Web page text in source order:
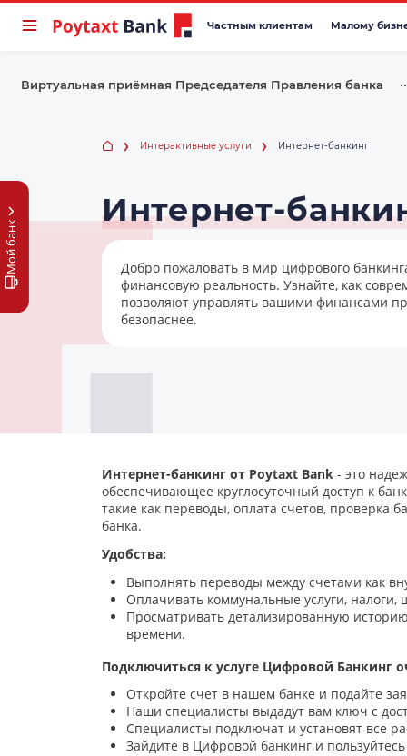
Мой банк
Частным клиентам Малому
Виртуальная приёмная Председателя Правления банка
Интерактивные услуги Интернет-банкинг
Интернет-
Добро пожаловать в мир цифрового
финансовую реальность. Узнайте, как
позволяют управлять вашими финансами
безопаснее.
Интернет-банкинг от Poytaxt Bank- это
обеспечивающее круглосуточный доступ к
такие как переводы, оплата счетов, проверка
банка.
Удобства:
Выполнять переводы между счетами как
Оплачивать коммунальные услуги,
Просматривать детализированную
времени.
Подключиться к услуге Цифровой Банкинг
Откройте счет в нашем банке и подайте
Наши специалисты выдадут вам ключ с
Специалисты подключат и установят все
Зайдите в Цифровой банкинг и